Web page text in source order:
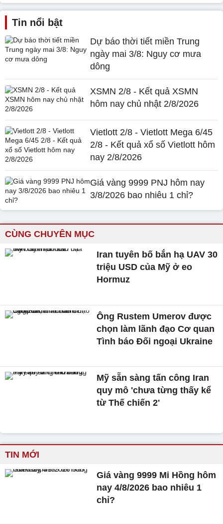
Tin nổi bật
Dự báo thời tiết miền Trung
ngày mai 3/8: Nguy cơ mưa
dông
XSMN 2/8 - Kết quả XSMN
hôm nay chủ nhật 2/8/2026
Vietlott 2/8 - Vietlott Mega 6/45
2/8 - Kết quả xổ số Vietlott hôm
nay 2/8/2026
Giá vàng 9999 PNJ hôm nay
3/8/2026 bao nhiêu 1 chỉ?
CÙNG CHUYÊN MỤC
Iran tuyên bố bắn hạ UAV 30
triệu USD của Mỹ ở eo
Hormuz
Ông Rustem Umerov được
chọn làm lãnh đạo Cơ quan
Tình báo Đối ngoại Ukraine
Mỹ sẵn sàng tấn công Iran
quy mô 'chưa từng thấy kể
từ Thế chiến 2'
TIN MỚI
Giá vàng 9999 Mi Hồng hôm
nay 4/8/2026 bao nhiêu 1
chỉ?